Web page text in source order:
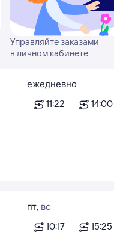
Управляйте заказами
в личном кабинете
ежедневно
11:22
14:00
пт, вс
10:17
15:25